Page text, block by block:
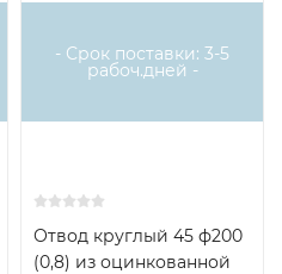
- Срок поставки: 3-5
рабоч.дней -
Отвод круглый 45 ф200
(0,8) из оцинкованной